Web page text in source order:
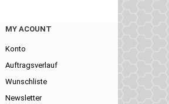
MY ACOUNT
Konto
Auftragsverlauf
Wunschliste
Newsletter